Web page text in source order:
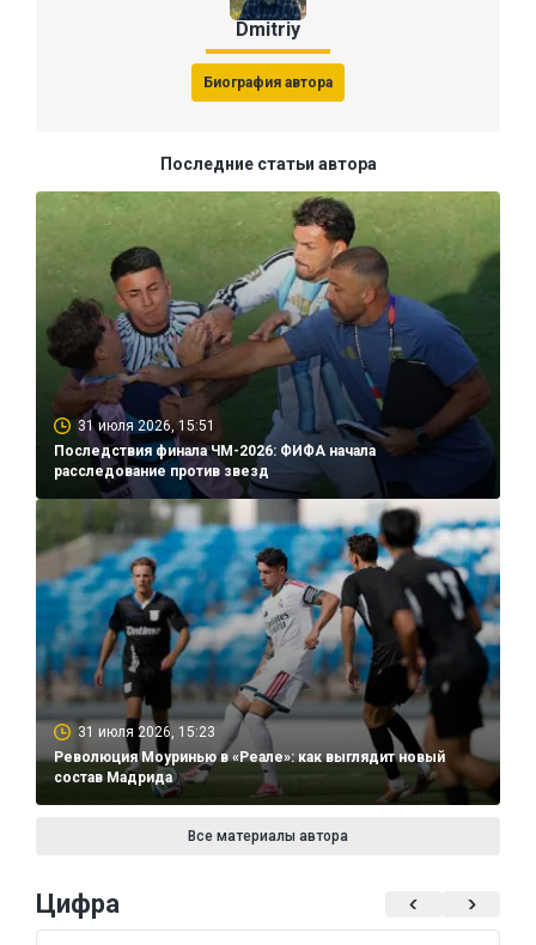
Dmitriy
Биография автора
Последние статьи автора
31 июля 2026, 15:51
Последствия финала ЧМ-2026: ФИФА начала
расследование против звезд
31 июля 2026, 15:23
Революция Моуринью в «Реале»: как выглядит новый
состав Мадрида
Все материалы автора
Цифра